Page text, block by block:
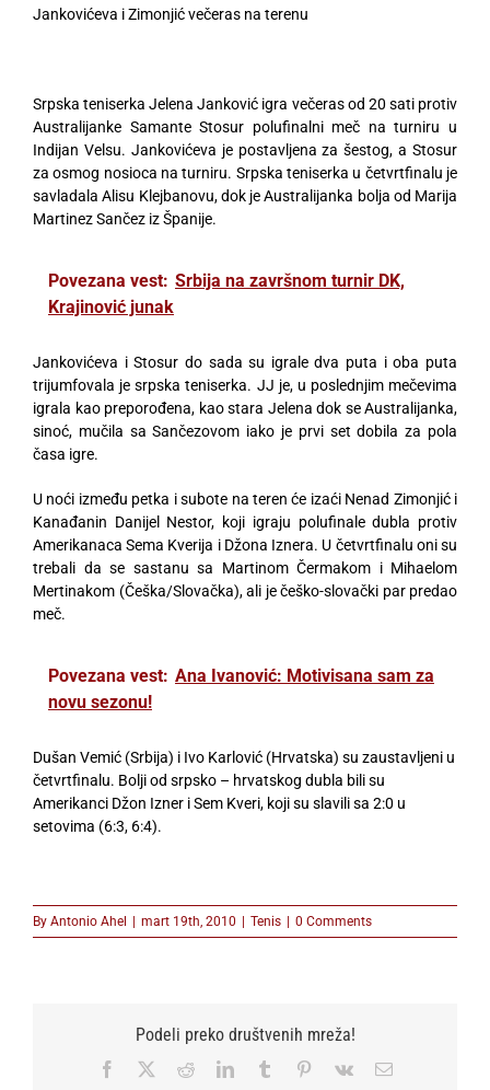
Jankovićeva i Zimonjić večeras na terenu
Srpska teniserka Jelena Janković igra večeras od 20 sati protiv
Australijanke Samante Stosur polufinalni meč na turniru u
Indijan Velsu. Jankovićeva je postavljena za šestog, a Stosur
za osmog nosioca na turniru. Srpska teniserka u četvrtfinalu je
savladala Alisu Klejbanovu, dok je Australijanka bolja od Marija
Martinez Sančez iz Španije.
Povezana vest: Srbija na završnom turnir DK,
Krajinović junak
Jankovićeva i Stosur do sada su igrale dva puta i oba puta
trijumfovala je srpska teniserka. JJ je, u poslednjim mečevima
igrala kao preporođena, kao stara Jelena dok se Australijanka,
sinoć, mučila sa Sančezovom iako je prvi set dobila za pola
časa igre.
U noći između petka i subote na teren će izaći Nenad Zimonjić i
Kanađanin Danijel Nestor, koji igraju polufinale dubla protiv
Amerikanaca Sema Kverija i Džona Iznera. U četvrtfinalu oni su
trebali da se sastanu sa Martinom Čermakom i Mihaelom
Mertinakom (Češka/Slovačka), ali je češko-slovački par predao
meč.
Povezana vest: Ana Ivanović: Motivisana sam za
novu sezonu!
Dušan Vemić (Srbija) i Ivo Karlović (Hrvatska) su zaustavljeni u
četvrtfinalu. Bolji od srpsko – hrvatskog dubla bili su
Amerikanci Džon Izner i Sem Kveri, koji su slavili sa 2:0 u
setovima (6:3, 6:4).
By Antonio Ahel mart 19th, 2010 Tenis 0 Comments
Podeli preko društvenih mreža!
Facebook RedditLinkedInTumblr Pinterest
Vk Email